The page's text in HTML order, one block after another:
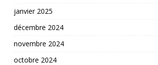
janvier 2025
décembre 2024
novembre 2024
octobre 2024